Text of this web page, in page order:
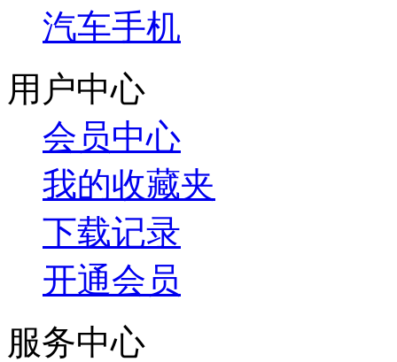
汽车手机
用户中心
会员中心
我的收藏夹
下载记录
开通会员
服务中心